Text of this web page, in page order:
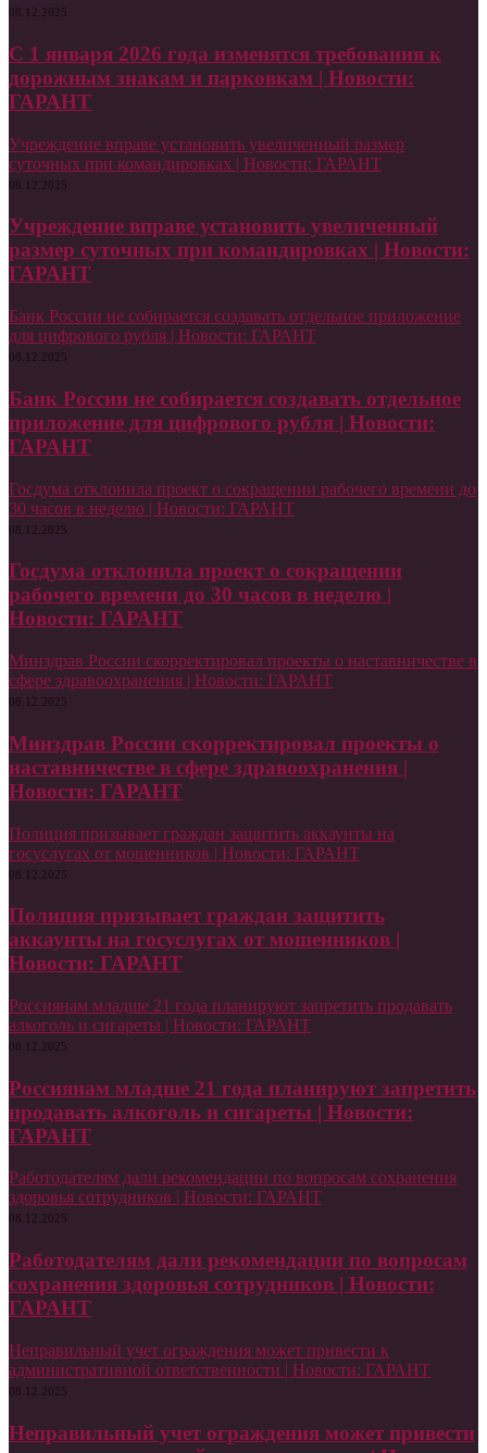
08.12.2025
С 1 января 2026 года изменятся требования к
дорожным знакам и парковкам | Новости:
ГАРАНТ
Учреждение вправе установить увеличенный размер
суточных при командировках | Новости: ГАРАНТ
08.12.2025
Учреждение вправе установить увеличенный
размер суточных при командировках | Новости:
ГАРАНТ
Банк России не собирается создавать отдельное приложение
для цифрового рубля | Новости: ГАРАНТ
08.12.2025
Банк России не собирается создавать отдельное
приложение для цифрового рубля | Новости:
ГАРАНТ
Госдума отклонила проект о сокращении рабочего времени до
30 часов в неделю | Новости: ГАРАНТ
08.12.2025
Госдума отклонила проект о сокращении
рабочего времени до 30 часов в неделю |
Новости: ГАРАНТ
Минздрав России скорректировал проекты о наставничестве в
сфере здравоохранения | Новости: ГАРАНТ
08.12.2025
Минздрав России скорректировал проекты о
наставничестве в сфере здравоохранения |
Новости: ГАРАНТ
Полиция призывает граждан защитить аккаунты на
госуслугах от мошенников | Новости: ГАРАНТ
08.12.2025
Полиция призывает граждан защитить
аккаунты на госуслугах от мошенников |
Новости: ГАРАНТ
Россиянам младше 21 года планируют запретить продавать
алкоголь и сигареты | Новости: ГАРАНТ
08.12.2025
Россиянам младше 21 года планируют запретить
продавать алкоголь и сигареты | Новости:
ГАРАНТ
Работодателям дали рекомендации по вопросам сохранения
здоровья сотрудников | Новости: ГАРАНТ
08.12.2025
Работодателям дали рекомендации по вопросам
сохранения здоровья сотрудников | Новости:
ГАРАНТ
Неправильный учет ограждения может привести к
административной ответственности | Новости: ГАРАНТ
08.12.2025
Неправильный учет ограждения может привести